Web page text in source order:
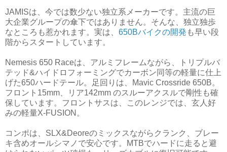
JAMISは、今では数少ない独立系メーカーです。主流の巨
大企業グループの傘下ではありません。そんな、独立独歩
なところも惹かれます。実は、 650Bバイクの開発 も早い段
階からスタートしています。
Nemesis 650 Raceは、アルミフレームながら、トリプルバ
テッド&ハイドロフォーミングでカーボン同等の軽量に仕上
げた650ハードテール。足回りは、Mavic Crossride 650B。
フロント15mm、リア142mm のスルーアクスルで剛性も確
保しています。フロントサスは、このレンジでは、玄人好
みの軽量X-FUSION。
コンポは、SLX&Deoreのミックスながらクランク、ブレー
キ含めオールシマノで安心です。MTBでハードに走ると避